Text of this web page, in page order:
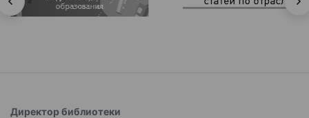
Директор библиотеки